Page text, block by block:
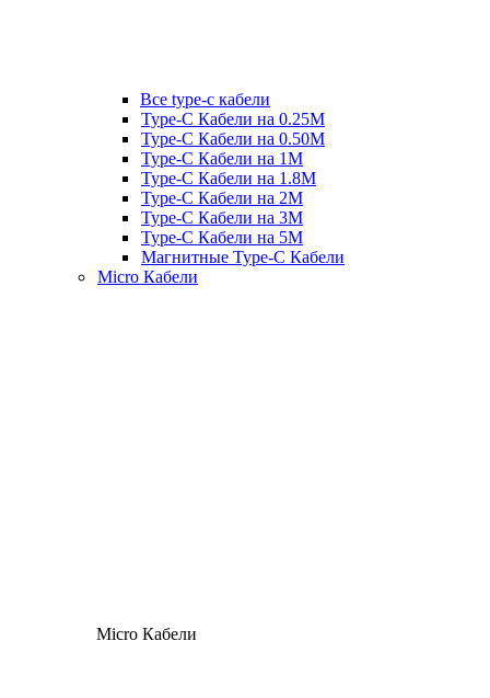
Все type-c кабели
Type-C Кабели на 0.25М
Type-C Кабели на 0.50М
Type-C Кабели на 1М
Type-C Кабели на 1.8М
Type-C Кабели на 2М
Type-C Кабели на 3М
Type-C Кабели на 5М
Магнитные Type-C Кабели
Micro Кабели
Micro Кабели